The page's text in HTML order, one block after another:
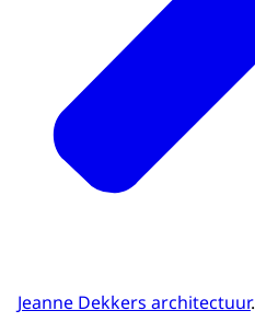
Jeanne Dekkers architectuur.